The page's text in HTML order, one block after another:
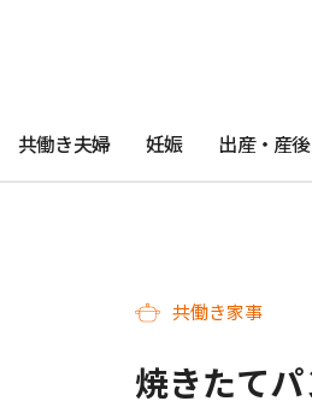
共働き夫婦 妊娠 出産・産後
共働き家事
焼きたて